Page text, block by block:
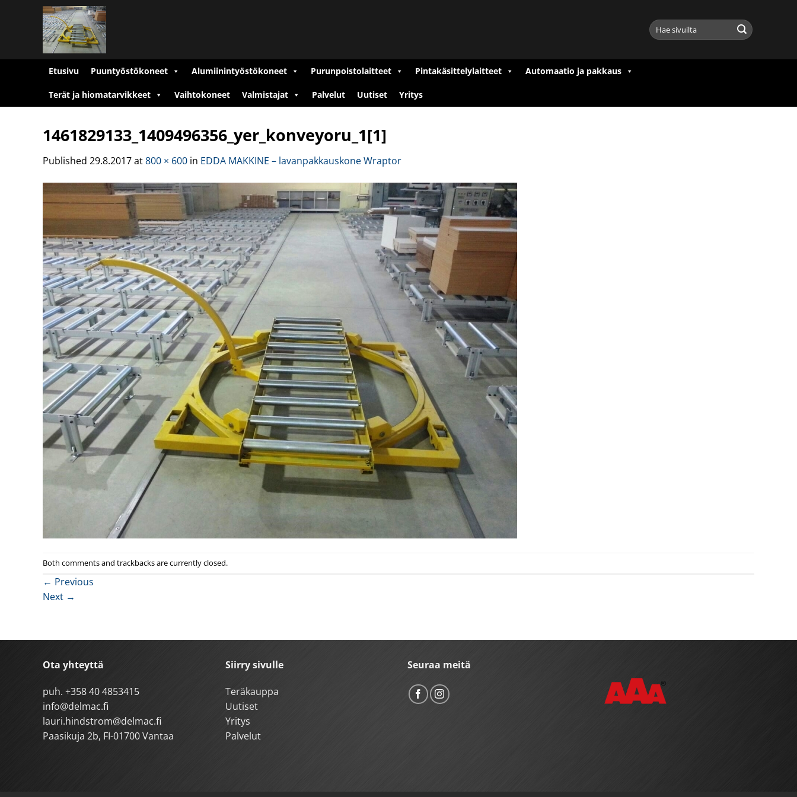
Etsi:
Etusivu Puuntyöstökoneet Alumiinintyöstökoneet Purunpoistolaitteet Pintakäsittelylaitteet Automaatio ja pakkaus
Terät ja hiomatarvikkeet Vaihtokoneet Valmistajat Palvelut Uutiset Yritys
1461829133_1409496356_yer_konveyoru_1[1]
Published 29.8.2017at800 × 600 in EDDA MAKKINE – lavanpakkauskone Wraptor
Both comments and trackbacks are currently closed.
← Previous
Next →
Ota yhteyttä
puh. +358 40 4853415
info@delmac.fi
lauri.hindstrom@delmac.fi
Paasikuja 2b, FI-01700 Vantaa
Siirry sivulle
Teräkauppa
Uutiset
Yritys
Palvelut
Seuraa meitä